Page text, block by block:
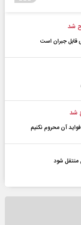
شد
قابل جبران است
شد
فواید آن محروم نکنیم
شود